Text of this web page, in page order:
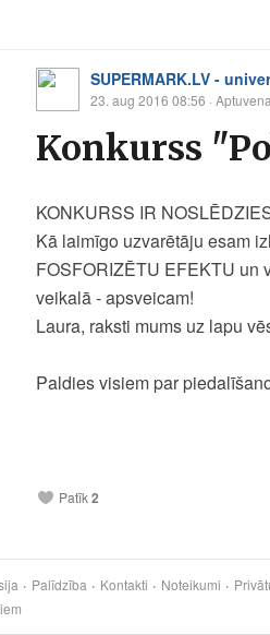
SUPERMARK.LV -
23. aug 2016 08:56 ·
Konkurss
KONKURSS IR
Kā laimīgo uzvarētāju esam
FOSFORIZĒTU EFEKTU un
veikalā - apsveicam!
Laura, raksti mums uz lapu
Paldies visiem par
Patīk2
Palīdzība Kontakti Noteikumi